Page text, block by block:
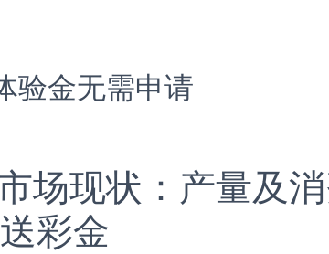
验金无需申请
场现状：产量及
彩金